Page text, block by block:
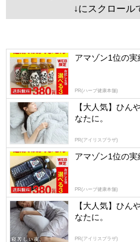
↓にスクロール
アマゾン1位の実
PR(ハーブ健康本舗)
【大人気】ひん
なたに。
PR(アイリスプラザ)
アマゾン1位の実
PR(ハーブ健康本舗)
【大人気】ひん
なたに。
PR(アイリスプラザ)